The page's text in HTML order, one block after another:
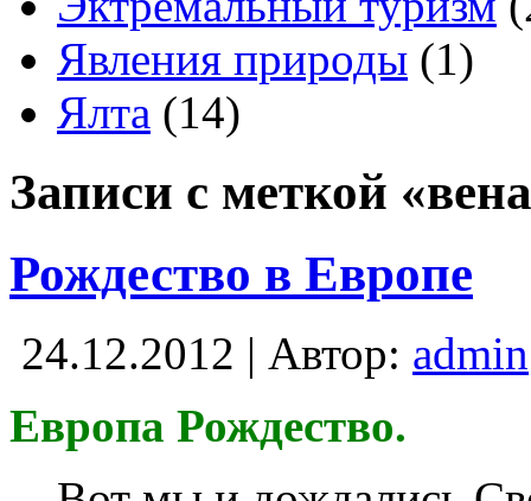
Явления природы (1)
Ялта (14)
Записи с меткой
Рождество в Европе
24.12.2012 | Автор: admin
Европа Рождество.